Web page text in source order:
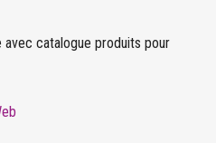
avec catalogue produits pour